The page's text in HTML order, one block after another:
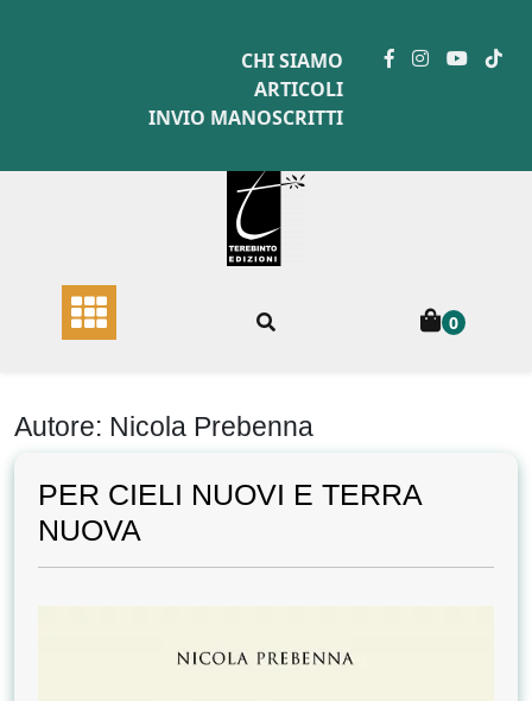
CHI SIAMO
ARTICOLI
INVIO MANOSCRITTI
0
Autore: Nicola Prebenna
PER CIELI NUOVI E TERRA
NUOVA